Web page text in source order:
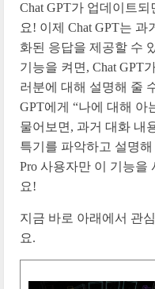
Chat GPT가 업데이트
요! 이제 Chat GPT는
화된 응답을 제공할 수
기능을 켜면, Chat GPT
러분에 대해 설명해 줄
GPT에게 “나에 대해 아
물어보면, 과거 대화 내
특기를 파악하고 설명해
Pro 사용자만 이 기능을
요!
지금 바로 아래에서 관
요.